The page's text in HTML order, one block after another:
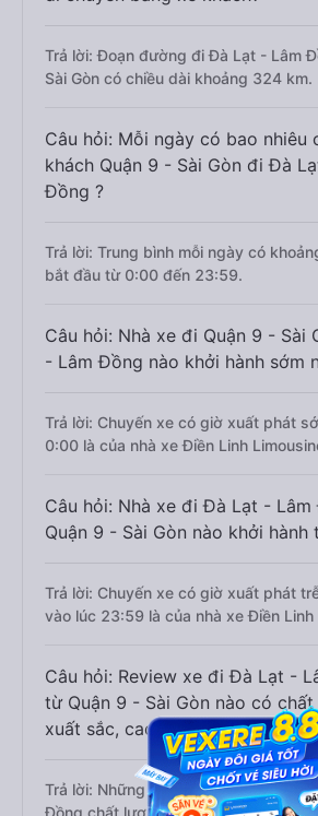
Trả lời: Đoạn đường đi Đà Lạt - Lâm
Sài Gòn có chiều dài khoảng 324 km.
Câu hỏi: Mỗi ngày có bao nhiêu
khách Quận 9 - Sài Gòn đi Đà
Đồng ?
Trả lời: Trung bình mỗi ngày có
bắt đầu từ 0:00 đến 23:59.
Câu hỏi: Nhà xe đi Quận 9 - Sài
- Lâm Đồng nào khởi hành sớm
Trả lời: Chuyến xe có giờ xuất phát
0:00 là của nhà xe Điền Linh
Câu hỏi: Nhà xe đi Đà Lạt -
Quận 9 - Sài Gòn nào khởi hành
Trả lời: Chuyến xe có giờ xuất phát
vào lúc 23:59 là của nhà xe Điền Linh
Câu hỏi: Review xe đi Đà Lạt -
từ Quận 9 - Sài Gòn nào có chất
xuất sắc, cao cấp nhất?
Trả lời: Những hãng xe đi Quận 9 -
Đồng chất lượng tốt, xuất sắc, cao